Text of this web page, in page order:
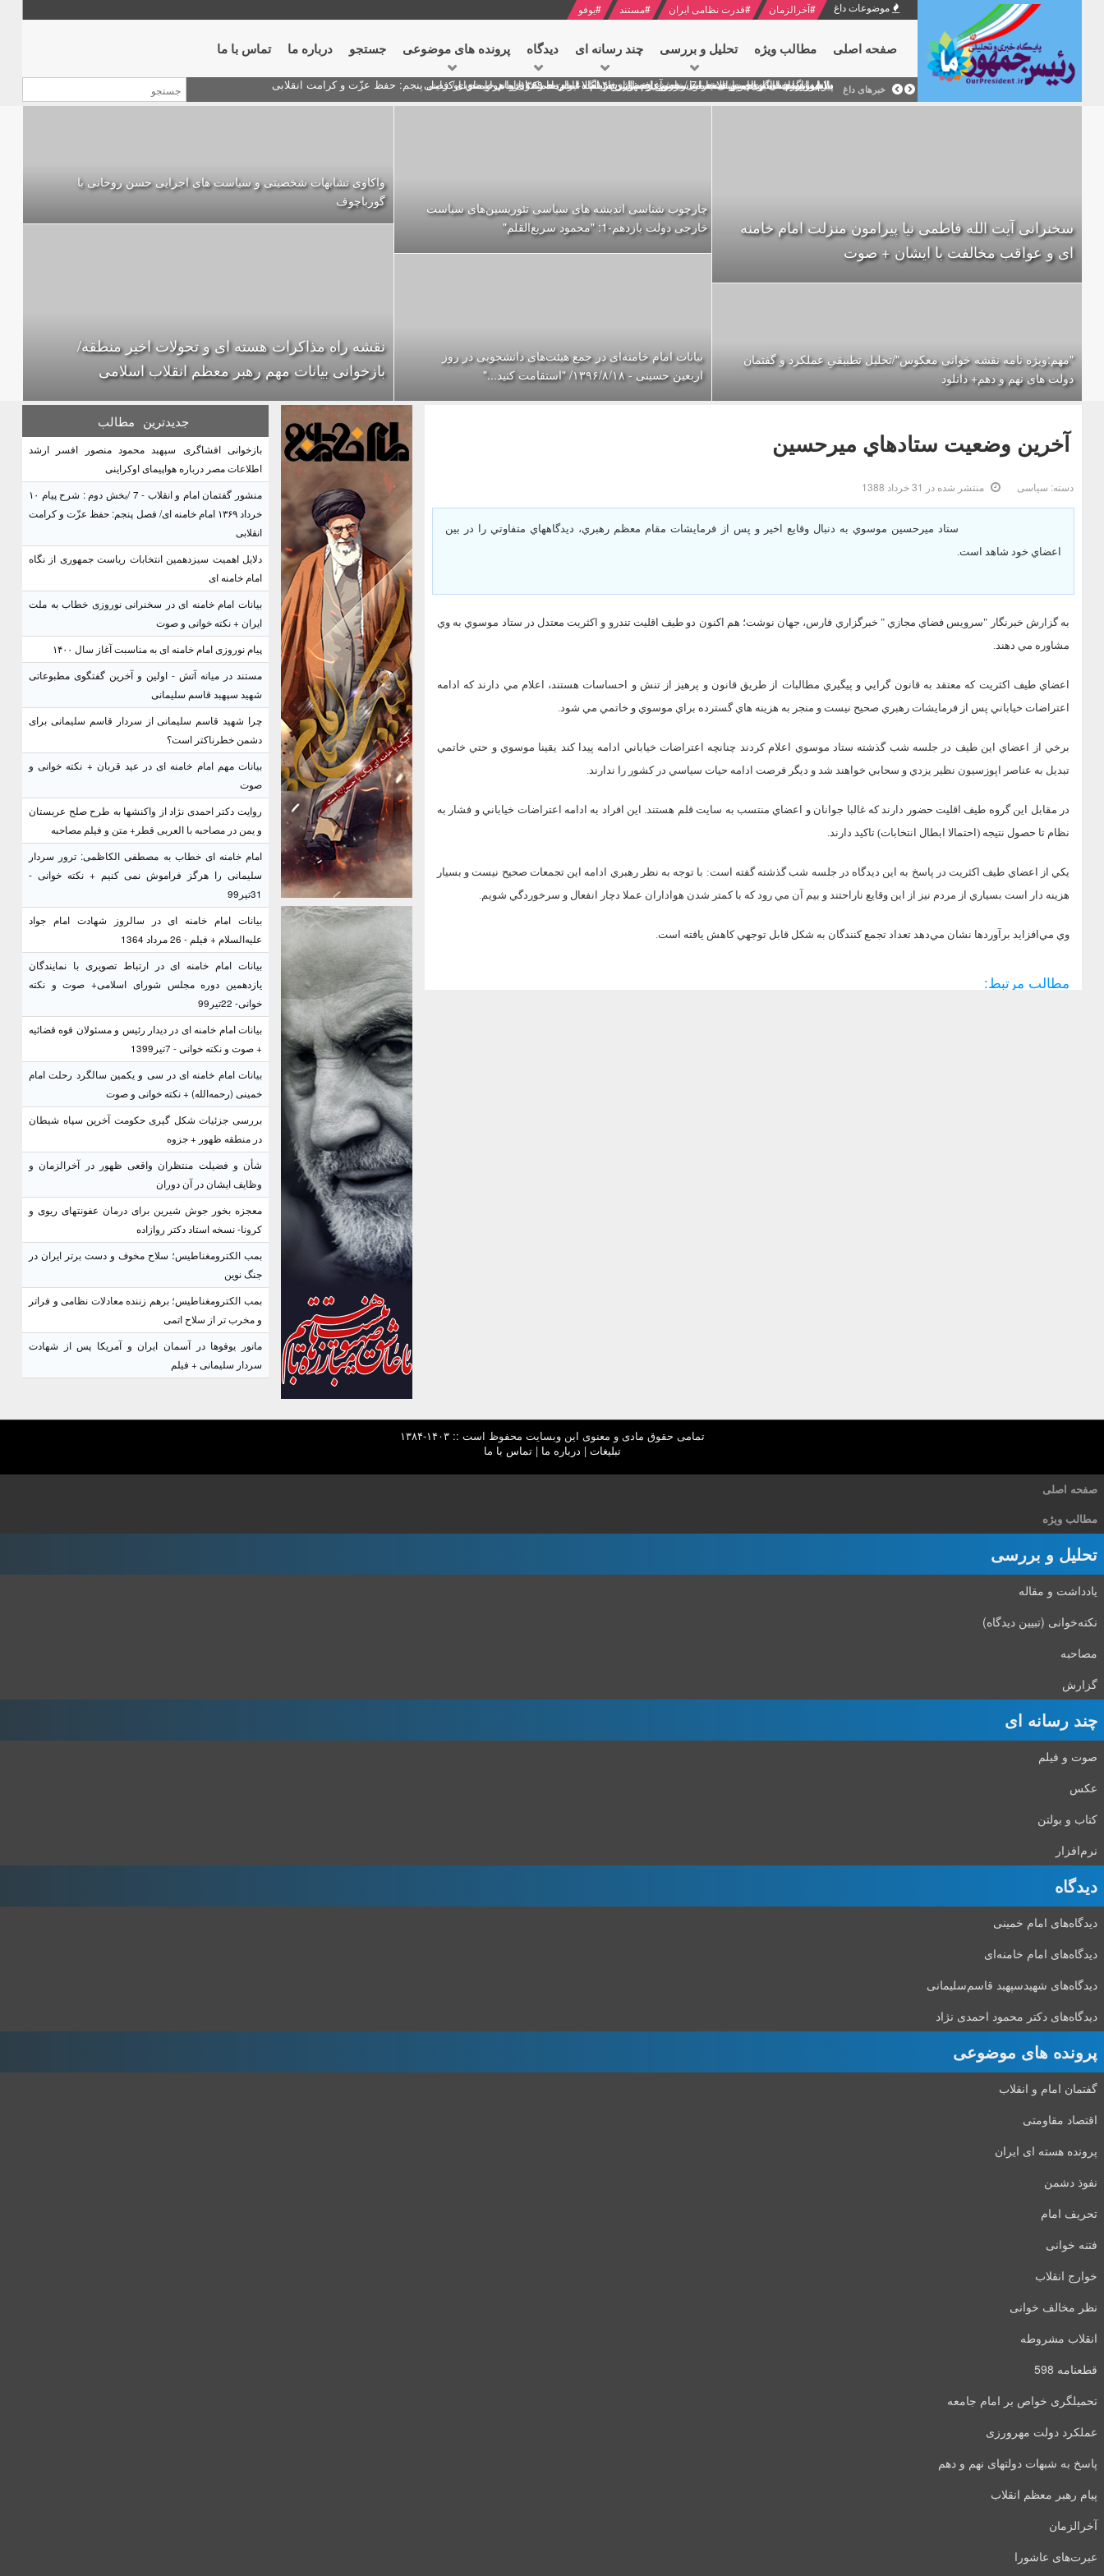
موضوعات داغ #آخرالزمان #قدرت نظامی ایران #مستند #یوفو
صفحه اصلی مطالب ویژه تحلیل و بررسی چند رسانه ای دیدگاه‌ پرونده های موضوعی جستجو درباره ما تماس با ما
خبرهای داغ منشور گفتمان امام و انقلاب - 7 /بخش دوم : شرح پیام ۱۰ خرداد ۱۳۶۹ امام خامنه ای/ فصل پنجم: حفظ عزّت و کرامت انقلابی
بازخوانی افشاگری سپهبد محمود منصور افسر ارشد اطلاعات مصر درباره هواپیمای اوکراینی
دلایل اهمیت سیزدهمین انتخابات ریاست جمهوری از نگاه امام خامنه ای
بیانات امام خامنه ای در سخنرانی نوروزی خطاب به ملت ایران + نکته خوانی و صوت
پیام نوروزی امام خامنه ای به مناسبت آغاز سال ۱۴۰۰
سخنرانی آیت الله فاطمی نیا پیرامون منزلت امام خامنه
ای و عواقب مخالفت با ایشان + صوت
"مهم:ویژه نامه نقشه خوانی معکوس"/تحلیل تطبیقیِ عملکرد و گفتمان
دولت های نهم و دهم+ دانلود
چارچوب شناسی اندیشه های سیاسی تئوریسین‌های سیاست
خارجی دولت یازدهم-1: "محمود سریع‌القلم‌"
بیانات امام خامنه‌ای در جمع هیئت‌های دانشجویی در روز
اربعین حسینی - ۱۳۹۶/۸/۱۸/ "استقامت کنید..."
واکاوی تشابهات شخصیتی و سیاست های اجرایی حسن روحانی با
گورباچوف
نقشه راه مذاکرات هسته ای و تحولات اخیر منطقه/
بازخوانی بیانات مهم رهبر معظم انقلاب اسلامی
آخرين وضعيت ستادهاي ميرحسين
دسته: سیاسی منتشر شده در 31 خرداد 1388
ستاد ميرحسين موسوي به دنبال وقايع اخير و پس از فرمايشات مقام معظم رهبري، ديدگاههاي متفاوتي را در بين
اعضاي خود شاهد است.
به گزارش خبرنگار "سرويس فضاي مجازي " خبرگزاري فارس، جهان نوشت؛ هم اكنون دو طيف اقليت تندرو و اكثريت معتدل در ستاد موسوي به وي
مشاوره مي دهند.
اعضاي طيف اكثريت كه معتقد به قانون گرايي و پيگيري مطالبات از طريق قانون و پرهيز از تنش و احساسات هستند، اعلام مي دارند كه ادامه
اعتراضات خياباني پس از فرمايشات رهبري صحيح نيست و منجر به هزينه هاي گسترده براي موسوي و خاتمي مي شود.
برخي از اعضاي اين طيف در جلسه شب گذشته ستاد موسوي اعلام كردند چنانچه اعتراضات خياباني ادامه پيدا كند يقينا موسوي و حتي خاتمي
تبديل به عناصر اپوزسيون نظير يزدي و سحابي خواهند شد و ديگر فرصت ادامه حيات سياسي در كشور را ندارند.
در مقابل اين گروه طيف اقليت حضور دارند كه غالبا جوانان و اعضاي منتسب به سايت قلم هستند. اين افراد به ادامه اعتراضات خياباني و فشار به
نظام تا حصول نتيجه (احتمالا ابطال انتخابات) تاكيد دارند.
يكي از اعضاي طيف اكثريت در پاسخ به اين ديدگاه در جلسه شب گذشته گفته است: با توجه به نظر رهبري ادامه اين تجمعات صحيح نيست و بسيار
هزينه دار است بسياري از مردم نيز از اين وقايع ناراحتند و بيم آن مي رود كه با كمتر شدن هواداران عملا دچار انفعال و سرخوردگي شويم.
وي مي‌افزايد برآوردها نشان مي‌دهد تعداد تجمع كنندگان به شكل قابل توجهي كاهش يافته است.
مطالب مرتبط:
جدیدترین مطالب
بازخوانی افشاگری سپهبد محمود منصور افسر ارشد
اطلاعات مصر درباره هواپیمای اوکراینی
منشور گفتمان امام و انقلاب - 7 /بخش دوم : شرح پیام ۱۰
خرداد ۱۳۶۹ امام خامنه ای/ فصل پنجم: حفظ عزّت و کرامت
انقلابی
دلایل اهمیت سیزدهمین انتخابات ریاست جمهوری از نگاه
امام خامنه ای
بیانات امام خامنه ای در سخنرانی نوروزی خطاب به ملت
ایران + نکته خوانی و صوت
پیام نوروزی امام خامنه ای به مناسبت آغاز سال ۱۴۰۰
مستند در میانه آتش - اولین و آخرین گفتگوی مطبوعاتی
شهید سپهبد قاسم سلیمانی
چرا شهید قاسم سلیمانی از سردار قاسم سلیمانی برای
دشمن خطرناکتر است؟
بیانات مهم امام خامنه ای در عید قربان + نکته خوانی و
صوت
روایت دکتر احمدی نژاد از واکنشها به طرح صلح عربستان
و یمن در مصاحبه با العربی قطر+ متن و فیلم مصاحبه
امام خامنه ای خطاب به مصطفی الکاظمی: ترور سردار
سلیمانی را هرگز فراموش نمی کنیم + نکته خوانی -
31تیر99
بیانات امام خامنه ای در سالروز شهادت امام جواد
علیه‌السلام + فیلم - 26 مرداد 1364
بیانات امام خامنه ای در ارتباط تصویری با نمایندگان
یازدهمین دوره مجلس شورای اسلامی+ صوت و نکته
خوانی- 22تیر99
بیانات امام خامنه ای در دیدار رئیس و مسئولان قوه قضائیه
+ صوت و نکته خوانی - 7تیر1399
بیانات امام خامنه ای در سی و یکمین سالگرد رحلت امام
خمینی (رحمه‌الله) + نکته خوانی و صوت
بررسی جزئیات شکل گیری حکومت آخرین سپاه شیطان
در منطقه ظهور + جزوه
شأن و فضیلت منتظران واقعی ظهور در آخرالزمان و
وظایف ایشان در آن دوران
معجزه بخور جوش شیرین برای درمان عفونتهای ریوی و
کرونا- نسخه استاد دکتر روازاده
بمب الکترومغناطیس؛ سلاح مخوف و دست برتر ایران در
جنگ نوین
بمب الکترومغناطیس؛ برهم زننده معادلات نظامی و فراتر
و مخرب تر از سلاح اتمی
مانور یوفوها در آسمان ایران و آمریکا پس از شهادت
سردار سلیمانی + فیلم
تمامی حقوق مادی و معنوی این وبسایت محفوظ است :: ۱۴۰۳-۱۳۸۴
تبلیغات | درباره ما |تماس با ما
صفحه اصلی
مطالب ویژه
تحلیل و بررسی
یادداشت و مقاله
نکته‌خوانی (تبیین دیدگاه)
مصاحبه
گزارش
چند رسانه ای
صوت و فیلم
عکس
کتاب و بولتن
نرم‌افزار
دیدگاه‌
دیدگاه‌های امام خمینی
دیدگاه‌های امام خامنه‌ای
دیدگاه‌های شهید‌سپهبد قاسم‌سلیمانی
دیدگاه‌های دکتر محمود احمدی نژاد
پرونده های موضوعی
گفتمان امام و انقلاب
اقتصاد مقاومتی
پرونده هسته ای ایران
نفوذ دشمن
تحریف امام
فتنه خوانی
خوارج انقلاب
نظر مخالف خوانی
انقلاب مشروطه
قطعنامه 598
تحمیلگری خواص بر امام جامعه
عملکرد دولت مهرورزی
پاسخ به شبهات دولتهای نهم و دهم
پیام رهبر معظم انقلاب
آخرالزمان
عبرت‌های عاشورا